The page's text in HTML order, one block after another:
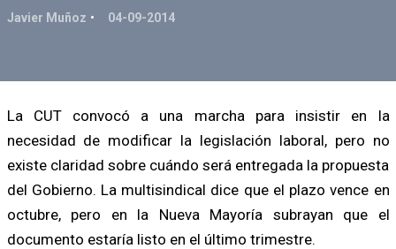
Javier Muñoz 04-09-2014
La CUT convocó a una marcha para insistir en la
necesidad de modificar la legislación laboral, pero no
existe claridad sobre cuándo será entregada la propuesta
del Gobierno. La multisindical dice que el plazo vence en
octubre, pero en la Nueva Mayoría subrayan que el
documento estaría listo en el último trimestre.